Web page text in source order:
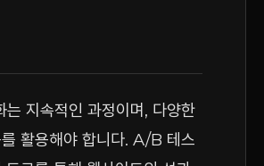
지속적인 과정이며, 다양한
활용해야 합니다. A/B 테스